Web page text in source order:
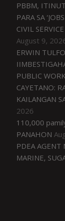
PBBM,
PARA SA
CIVIL
August 9,
ERWIN
PUBLIC
CAYETANO:
KAILANGAN
2026
110,000
PANAHON
PDEA AGENT
MARINE,